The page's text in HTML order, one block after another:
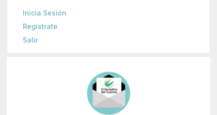
Inicia Sesión
Regístrate
Salir